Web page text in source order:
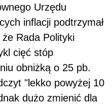
Urzędu
inflacji podtrzymał
że Rada Polityki
cięć stóp
obniżką o 25 pb.
"lekko powyżej 10
dużo zmienić dla